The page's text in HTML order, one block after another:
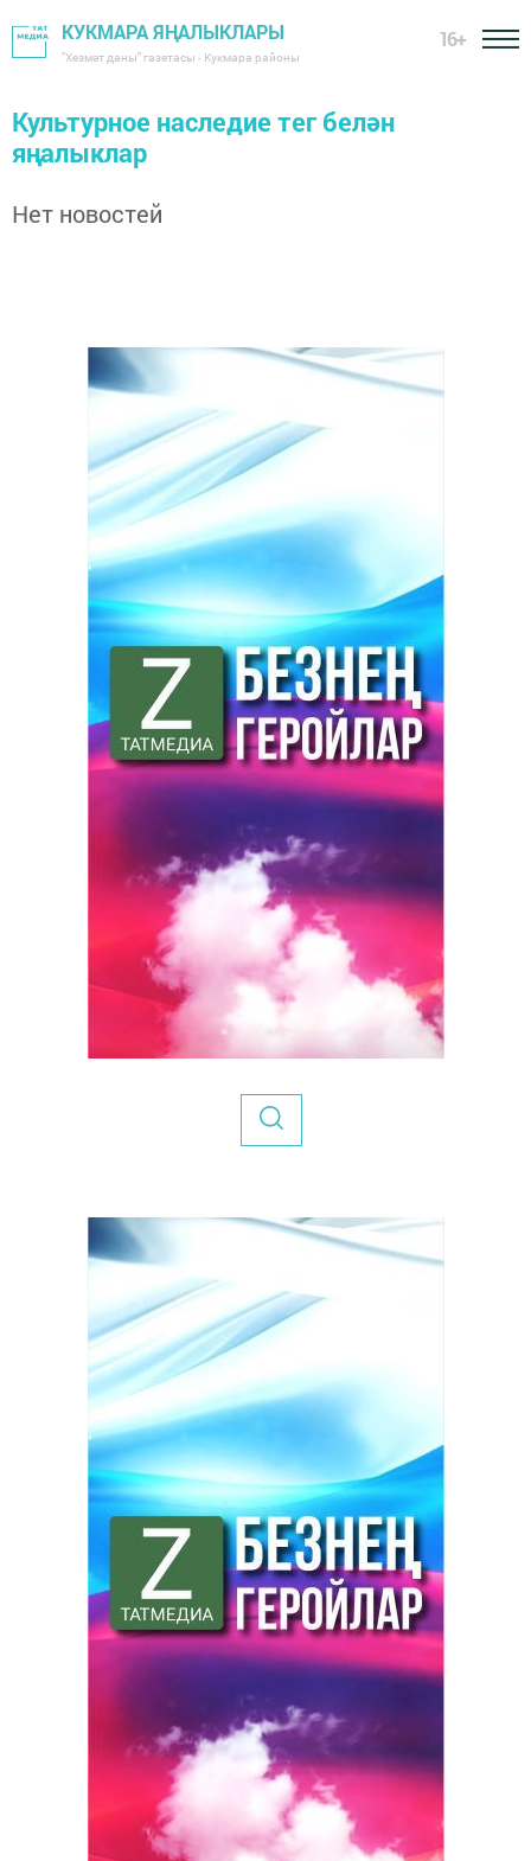
КУКМАРА ЯҢАЛЫКЛАРЫ
"Хезмәт даны" газетасы - Кукмара районы
16+
Культурное наследие тег белән
яңалыклар
Нет новостей